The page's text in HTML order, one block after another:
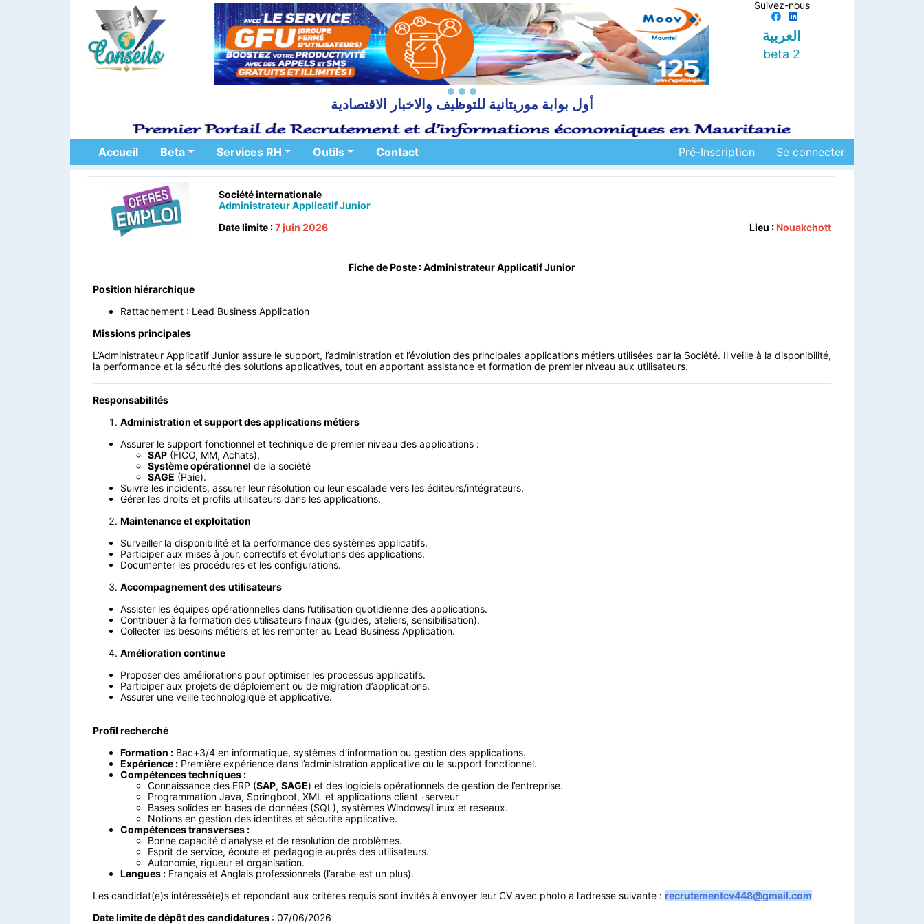
Suivez-nous
العربية
beta 2
أول بوابة موريتانية للتوظيف والاخبار الاقتصادية
Accueil Beta Services RH Outils Contact Pré-Inscription Se connecter
Société internationale
Administrateur Applicatif Junior
Date limite :7 juin 2026 Lieu :Nouakchott
Fiche de Poste : Administrateur Applicatif Junior
Position hiérarchique
Rattachement : Lead Business Application
Missions principales
L’Administrateur Applicatif Junior assure le support, l’administration et l’évolution des principales applications métiers utilisées par la Société. Il veille à la disponibilité,
la performance et la sécurité des solutions applicatives, tout en apportant assistance et formation de premier niveau aux utilisateurs.
Responsabilités
Administration et support des applications métiers
Assurer le support fonctionnel et technique de premier niveau des applications :
SAP (FICO, MM, Achats),
Système opérationnel de la société
SAGE (Paie).
Suivre les incidents, assurer leur résolution ou leur escalade vers les éditeurs/intégrateurs.
Gérer les droits et profils utilisateurs dans les applications.
Maintenance et exploitation
Surveiller la disponibilité et la performance des systèmes applicatifs.
Participer aux mises à jour, correctifs et évolutions des applications.
Documenter les procédures et les configurations.
Accompagnement des utilisateurs
Assister les équipes opérationnelles dans l’utilisation quotidienne des applications.
Contribuer à la formation des utilisateurs finaux (guides, ateliers, sensibilisation).
Collecter les besoins métiers et les remonter au Lead Business Application.
Amélioration continue
Proposer des améliorations pour optimiser les processus applicatifs.
Participer aux projets de déploiement ou de migration d’applications.
Assurer une veille technologique et applicative.
Profil recherché
Formation : Bac+3/4 en informatique, systèmes d’information ou gestion des applications.
Expérience : Première expérience dans l’administration applicative ou le support fonctionnel.
Compétences techniques :
Connaissance des ERP (SAP, SAGE) et des logiciels opérationnels de gestion de l’entreprise.
Programmation Java, Springboot, XML et applications client -serveur
Bases solides en bases de données (SQL), systèmes Windows/Linux et réseaux.
Notions en gestion des identités et sécurité applicative.
Compétences transverses :
Bonne capacité d’analyse et de résolution de problèmes.
Esprit de service, écoute et pédagogie auprès des utilisateurs.
Autonomie, rigueur et organisation.
Langues : Français et Anglais professionnels (l’arabe est un plus).
Les candidat(e)s intéressé(e)s et répondant aux critères requis sont invités à envoyer leur CV avec photo à l’adresse suivante : recrutementcv448@gmail.com
Date limite de dépôt des candidatures : 07/06/2026